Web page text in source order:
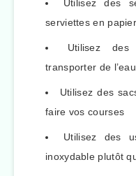
Utilisez des
serviettes en papier
Utilisez des
transporter de
Utilisez des
faire vos courses
Utilisez des
inoxydable plutôt